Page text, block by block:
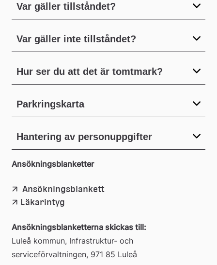
Var gäller tillståndet?
Var gäller inte tillståndet?
Hur ser du att det är tomtmark?
Parkringskarta
Hantering av personuppgifter
Ansökningsblanketter
Ansökningsblankett
dokument
Läkarintyg
till
ett
Ansökningsblanketterna skickas till:
Luleå kommun, Infrastruktur- och
serviceförvaltningen, 971 85 Luleå